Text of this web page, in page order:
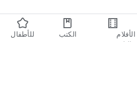
الأفلام
والتلفزيون
الكتب للأطفال